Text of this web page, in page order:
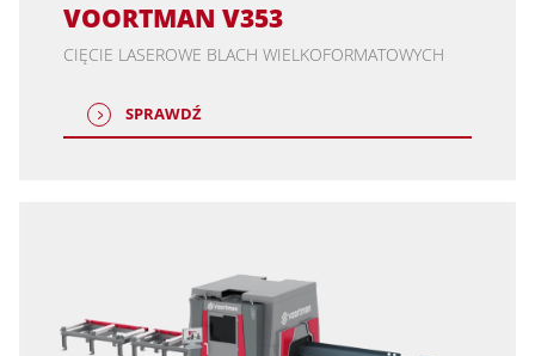
VOORTMAN V353
CIĘCIE LASEROWE BLACH WIELKOFORMATOWYCH
SPRAWDŹ